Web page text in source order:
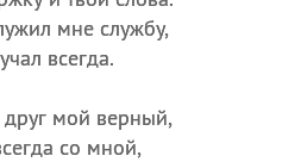
мне службу,
всегда.
друг мой верный,
со мной,